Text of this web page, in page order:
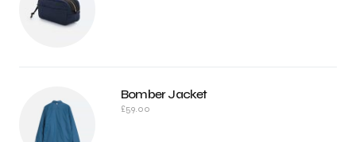
Bomber Jacket
£59.00